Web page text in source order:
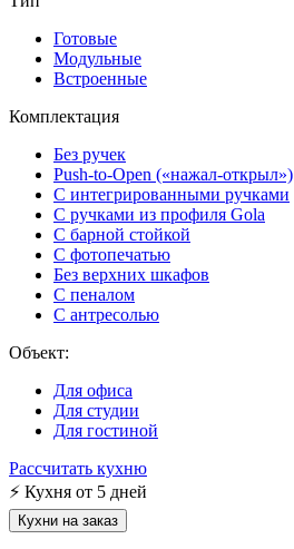
Готовые
Модульные
Встроенные
Комплектация
Без ручек
Push-to-Open («нажал-открыл»)
С интегрированными ручками
С ручками из профиля Gola
С барной стойкой
С фотопечатью
Без верхних шкафов
С пеналом
С антресолью
Объект:
Для офиса
Для студии
Для гостиной
Рассчитать кухню
⚡ Кухня от 5 дней
Кухни на заказ